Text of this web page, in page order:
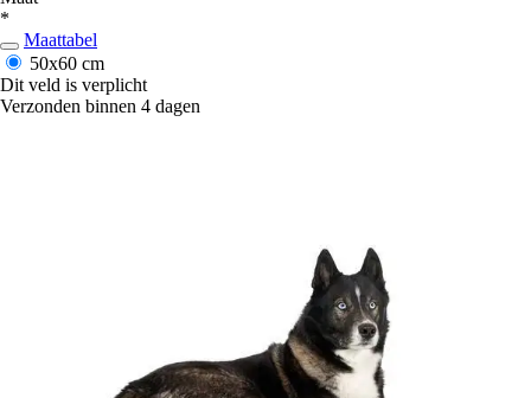
*
Maattabel
50x60 cm
Dit veld is verplicht
Verzonden binnen 4 dagen